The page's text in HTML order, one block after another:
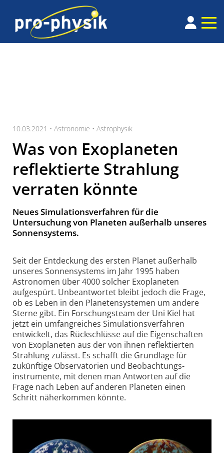
10.03.2021 • Astronomie • Astrophysik
Was von Exoplaneten
reflektierte Strahlung
verraten könnte
Neues Simulationsverfahren für die
Untersuchung von Planeten außerhalb unseres
Sonnensystems.
Seit der Entdeckung des ersten Planet außer­halb
unseres Sonnen­systems im Jahr 1995 haben
Astronomen über 4000 solcher Exoplaneten
aufgespürt. Unbeantwortet bleibt jedoch die Frage,
ob es Leben in den Planeten­systemen um andere
Sterne gibt. Ein Forschungs­team der Uni Kiel hat
jetzt ein umfang­reiches Simulations­verfahren
entwickelt, das Rück­schlüsse auf die Eigen­schaften
von Exoplaneten aus der von ihnen reflek­tierten
Strahlung zulässt. Es schafft die Grund­lage für
zukünftige Observa­torien und Beobachtungs­
instrumente, mit denen man Antworten auf die
Frage nach Leben auf anderen Planeten einen
Schritt näher­kommen könnte.